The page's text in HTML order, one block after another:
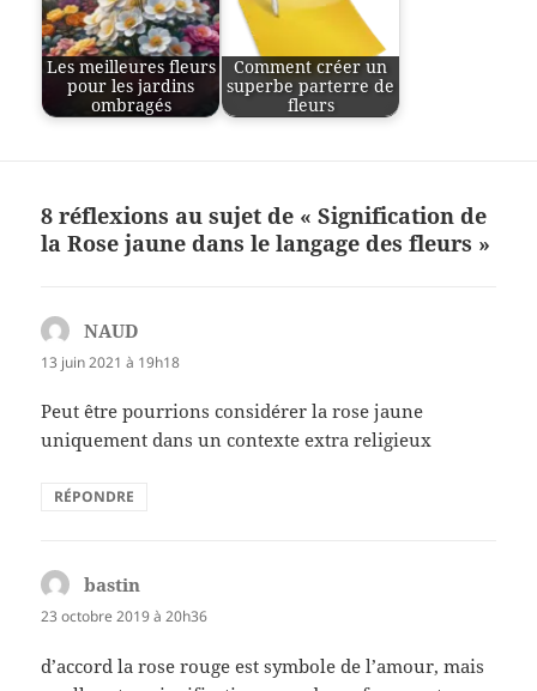
Les meilleures fleurs
pour les jardins
ombragés
Comment créer un
superbe parterre de
fleurs
8 réflexions au sujet de « Signification de
la Rose jaune dans le langage des fleurs »
NAUD
13 juin 2021 à 19h18
Peut être pourrions considérer la rose jaune
uniquement dans un contexte extra religieux
RÉPONDRE
bastin
23 octobre 2019 à 20h36
d’accord la rose rouge est symbole de l’amour, mais